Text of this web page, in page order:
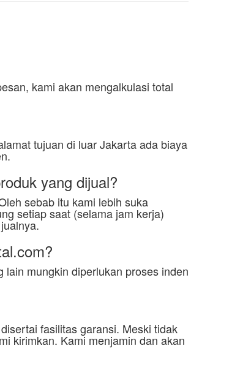
kami akan mengalkulasi total
tujuan di luar Jakarta ada biaya
yang dijual?
sebab itu kami lebih suka
setiap saat (selama jam kerja)
mungkin diperlukan proses inden
fasilitas garansi. Meski tidak
kirimkan. Kami menjamin dan akan